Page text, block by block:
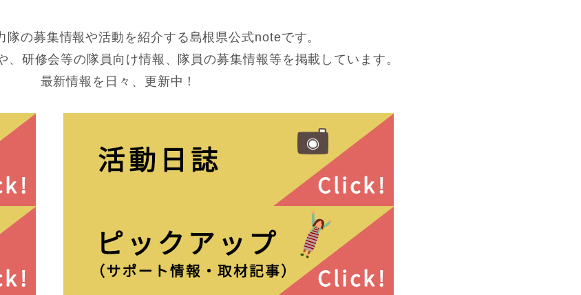
隊の募集情報や活動を紹介する島根県公式noteです。
、研修会等の隊員向け情報、隊員の募集情報等を掲載しています。
最新情報を日々、更新中！